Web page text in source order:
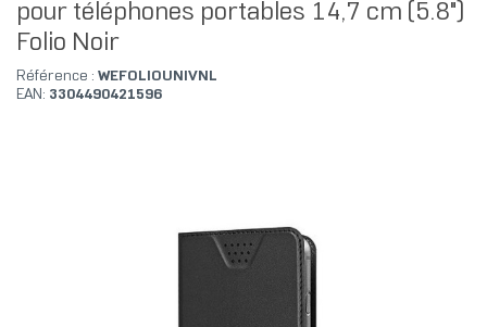
pour téléphones portables 14,7 cm (5.8")
Folio Noir
Référence : WEFOLIOUNIVNL
EAN: 3304490421596